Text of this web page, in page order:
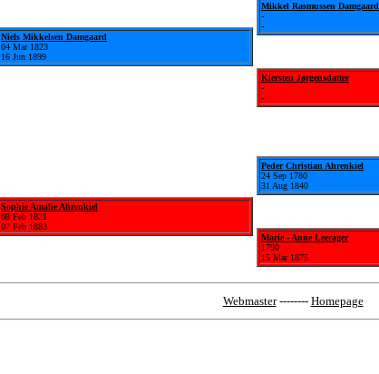
Niels Mikkelsen Damgaard
04 Mar 1823
16 Jun 1899
Sophie Amalie Ahrenkiel
08 Feb 1821
07 Feb 1883
Mikkel Rasmussen Damgaard
-
-
Kiersten Jørgensdatter
-
-
Peder Christian Ahrenkiel
24 Sep 1780
31 Aug 1840
Marie - Anne Leerager
1790
15 Mar 1875
Webmaster-------- Homepage